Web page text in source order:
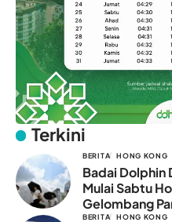
Terkini
BERITA HONG KONG
Badai Dolphin
Mulai Sabtu
Gelombang
BERITA HONG KONG